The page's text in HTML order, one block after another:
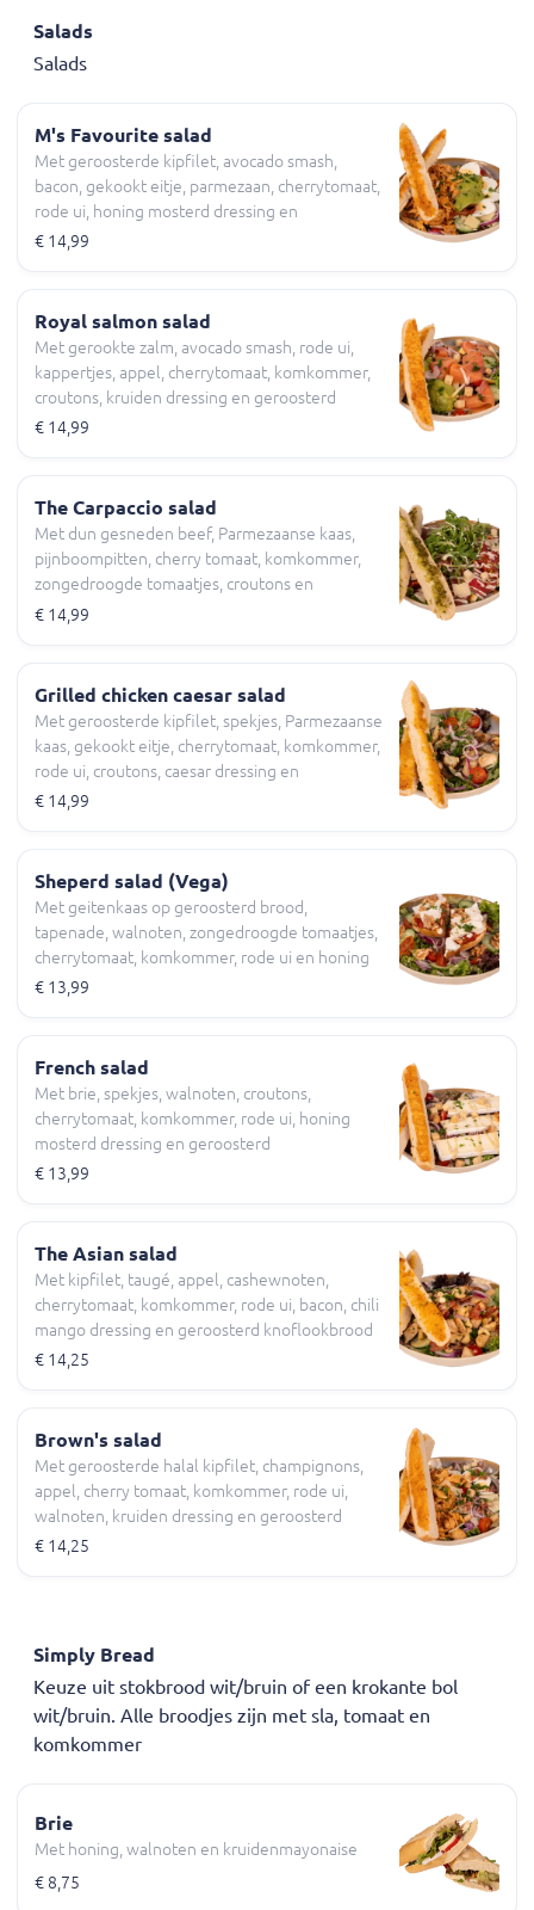
Salads
Salads
M's Favourite salad
Met geroosterde kipfilet, avocado smash,
bacon, gekookt eitje, parmezaan, cherrytomaat,
rode ui, honing mosterd dressing en
geroosterd pesto brood
€ 14,99
Royal salmon salad
Met gerookte zalm, avocado smash, rode ui,
kappertjes, appel, cherrytomaat, komkommer,
croutons, kruiden dressing en geroosterd
knoflookbrood
€ 14,99
The Carpaccio salad
Met dun gesneden beef, Parmezaanse kaas,
pijnboompitten, cherry tomaat, komkommer,
zongedroogde tomaatjes, croutons en
geroosterd pesto brood
€ 14,99
Grilled chicken caesar salad
Met geroosterde kipfilet, spekjes, Parmezaanse
kaas, gekookt eitje, cherrytomaat, komkommer,
rode ui, croutons, caesar dressing en
geroosterd knoflookbrood
€ 14,99
Sheperd salad (Vega)
Met geitenkaas op geroosterd brood,
tapenade, walnoten, zongedroogde tomaatjes,
cherrytomaat, komkommer, rode ui en honing
mosterd dressing
€ 13,99
French salad
Met brie, spekjes, walnoten, croutons,
cherrytomaat, komkommer, rode ui, honing
mosterd dressing en geroosterd
knoflookbrood
€ 13,99
The Asian salad
Met kipfilet, taugé, appel, cashewnoten,
cherrytomaat, komkommer, rode ui, bacon, chili
mango dressing en geroosterd knoflookbrood
€ 14,25
Brown's salad
Met geroosterde halal kipfilet, champignons,
appel, cherry tomaat, komkommer, rode ui,
walnoten, kruiden dressing en geroosterd
knoflookbrood
€ 14,25
Simply Bread
Keuze uit stokbrood wit/bruin of een krokante bol
wit/bruin. Alle broodjes zijn met sla, tomaat en
komkommer
Brie
Met honing, walnoten en kruidenmayonaise
€ 8,75